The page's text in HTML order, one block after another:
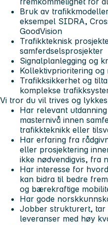
Bruk av
eksempel SIDRA,
GoodVision
Trafikkteknisk
samferdselsprosjekter
Signalplanlegging og
Kollektivprioritering og
Trafikksikkerhet og
komplekse
Vi tror du vil trives og
Har relevant
masternivå innen
trafikkteknikk eller
Har erfaring fra
eller prosjektering
ikke nødvendigvis, fra
Har interesse for
kan bidra til bedre
og bærekraftige
Har gode
Jobber strukturert, tar
leveranser med høy